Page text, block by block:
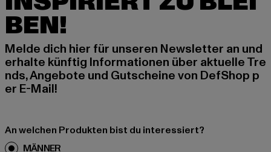
BEN!
Melde dich hier für unseren Newsletter an und
erhalte künftig Informationen über aktuelle Tre
nds, Angebote und Gutscheine von DefShop p
er E-Mail!
An welchen Produkten bist du interessiert?
MÄNNER